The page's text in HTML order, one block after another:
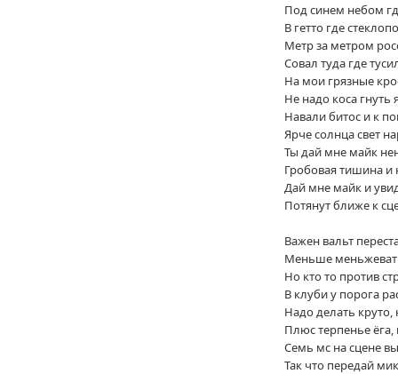
Под синем небом
В гетто где
Метр за метром
Совал туда где
На мои грязные
Не надо коса гнуть
Навали битос и к
Ярче солнца свет
Ты дай мне майк
Гробовая тишина
Дай мне майк и
Потянут ближе к
Важен вальт
Меньше
Но кто то против
В клуби у порога
Надо делать
Плюс терпенье ёга,
Семь мс на сцене
Так что передай